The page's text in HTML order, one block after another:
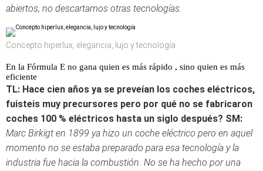
abiertos, no descartamos otras tecnologías.
Concepto hiperlux, elegancia, lujo y tecnología
En la Fórmula E no gana quien es más rápido , sino quien es más
eficiente
TL: Hace cien años ya se preveían los coches eléctricos,
fuisteis muy precursores pero por qué no se fabricaron
coches 100 % eléctricos hasta un siglo después? SM:
Marc Birkigt en 1899 ya hizo un coche eléctrico pero en aquel
momento no se estaba preparado para esa tecnología y la
industria fue hacia la combustión. No se ha hecho por una